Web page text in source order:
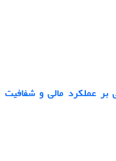
بر عملکرد مالی و شفافیت